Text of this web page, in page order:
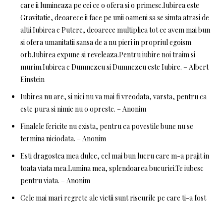
care ii lumineaza pe cei ce o ofera si o primesc.Iubirea este
Gravitatie, deoarece ii face pe unii oameni sa se simta atrasi de
altii.Iubirea e Putere, deoarece multiplica tot ce avem mai bun
si ofera umanitatii sansa de a nu pieri in propriul egoism
orb.Iubirea expune si reveleaza.Pentru iubire noi traim si
murim.Iubirea e Dumnezeu si Dumnezeu este Iubire. – Albert
Einstein
Iubirea nu are, si nici nu va mai fi vreodata, varsta, pentru ca
este pura si nimic nu o opreste. – Anonim
Finalele fericite nu exista, pentru ca povestile bune nu se
termina niciodata. – Anonim
Esti dragostea mea dulce, cel mai bun lucru care m-a prajit in
toata viata mea.Lumina mea, splendoarea bucuriei.Te iubesc
pentru viata. – Anonim
Cele mai mari regrete ale vietii sunt riscurile pe care ti-a fost